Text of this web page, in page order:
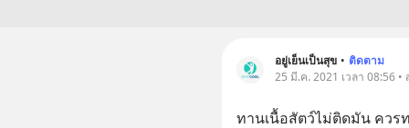
อยู่เย็นเป็นสุข • ติดตาม
25 มี.ค. 2021 เวลา 08:56 •
ทานเนื้อสัตว์ไม่ติดมัน คว